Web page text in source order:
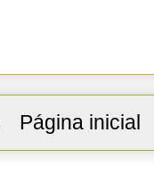
Página inicial